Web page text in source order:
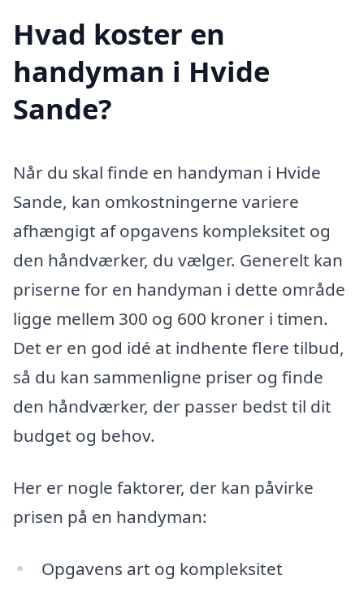
Hvad koster en
handyman i Hvide
Sande?
Når du skal finde en handyman i Hvide
Sande, kan omkostningerne variere
afhængigt af opgavens kompleksitet og
den håndværker, du vælger. Generelt kan
priserne for en handyman i dette område
ligge mellem 300 og 600 kroner i timen.
Det er en god idé at indhente flere tilbud,
så du kan sammenligne priser og finde
den håndværker, der passer bedst til dit
budget og behov.
Her er nogle faktorer, der kan påvirke
prisen på en handyman:
Opgavens art og kompleksitet